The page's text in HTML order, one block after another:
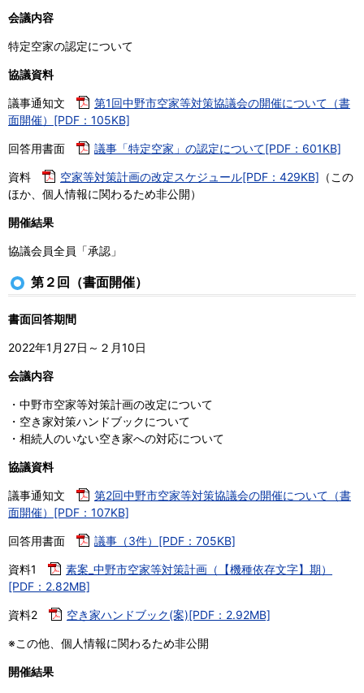
会議内容
特定空家の認定について
協議資料
議事通知文
第1回中野市空家等対策協議会の開催について（書
面開催）[PDF：105KB]
回答用書面 議事「特定空家」の認定について[PDF：601KB]
資料 空家等対策計画の改定スケジュール[PDF：429KB] （この
ほか、個人情報に関わるため非公開）
開催結果
協議会員全員「承認」
第２回（書面開催）
書面回答期間
2022年1月27日～２月10日
会議内容
・中野市空家等対策計画の改定について
・空き家対策ハンドブックについて
・相続人のいない空き家への対応について
協議資料
議事通知文
第2回中野市空家等対策協議会の開催について（書
面開催）[PDF：107KB]
回答用書面 議事（3件）[PDF：705KB]
資料1
素案_中野市空家等対策計画（【機種依存文字】期）
[PDF：2.82MB]
資料2 空き家ハンドブック(案)[PDF：2.92MB]
※この他、個人情報に関わるため非公開
開催結果